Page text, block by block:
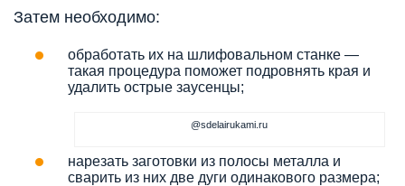
Затем необходимо:
обработать их на шлифовальном станке —
такая процедура поможет подровнять края и
удалить острые заусенцы;
@sdelairukami.ru
нарезать заготовки из полосы металла и
сварить из них две дуги одинакового размера;